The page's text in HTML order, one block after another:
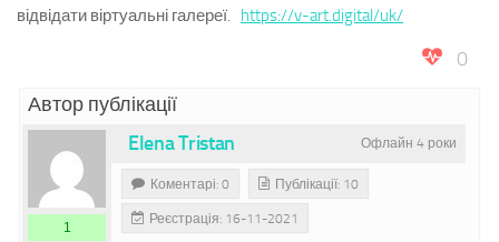
відвідати віртуальні галереї. https://v-art.digital/uk/
0
Автор публікації
Офлайн 4 роки
Elena Tristan
1
Коментарі: 0 Публікації: 10
Реєстрація: 16-11-2021